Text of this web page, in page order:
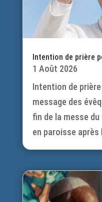
Intention de prière
1 Août 2026
Intention de
message des
fin de la messe
en paroisse après